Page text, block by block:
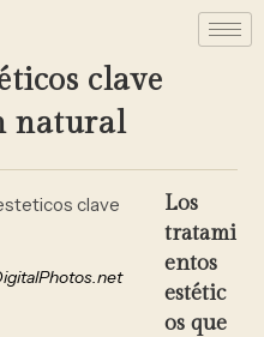
clave
natural
Los
tratami
entos
estétic
osque